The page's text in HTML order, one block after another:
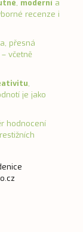
, modernía
recenze i
přesná
včetně
,
je jako
hodnocení